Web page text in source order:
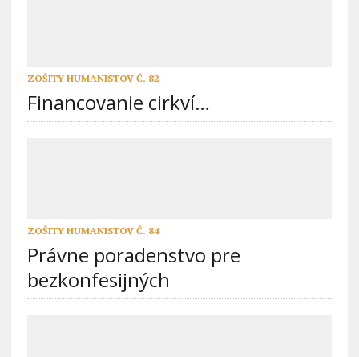
ZOŠITY HUMANISTOV Č. 82
Financovanie cirkví…
ZOŠITY HUMANISTOV Č. 84
Právne poradenstvo pre
bezkonfesijných